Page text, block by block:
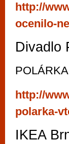
http://
ocenilo-
Divadlo
http://
polarka-
IKEA